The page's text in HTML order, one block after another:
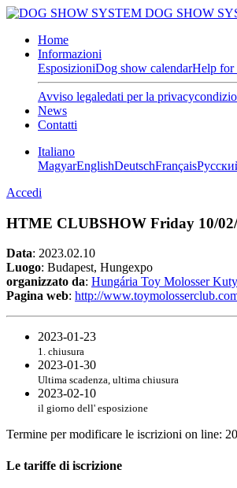
DOG SHOW
Home
Informazioni
EsposizioniDog show calendarHelp for
Avviso legaledati per la privacy
News
Contatti
Italiano
MagyarEnglishDeutschFrançais
Accedi
HTME CLUBSHOW Friday 10/
Data: 2023.02.10
Luogo: Budapest, Hungexpo
organizzato da: Hungária Toy Molosser
Pagina web: http://
2023-01-23
1. chiusura
2023-01-30
Ultima scadenza, ultima chiusura
2023-02-10
il giorno dell' esposizione
Termine per modificare le iscrizioni on line:
Le tariffe di iscrizione